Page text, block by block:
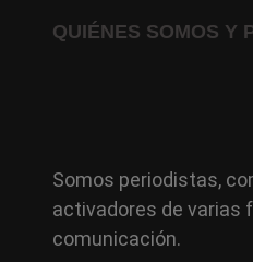
QUIÉNES SOMOS Y
Somos periodistas,
activadores de varias
comunicación.